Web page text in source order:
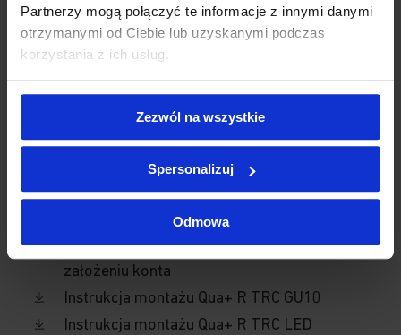
Partnerzy mogą połączyć te informacje z innymi danymi
otrzymanymi od Ciebie lub uzyskanymi podczas
korzystania z ich usług.
Zezwól na wszystkie
Spersonalizuj
Odmowa
≥90° K CRI≥ -
230 V 50 Hz
WAGA
0,30 kg
IP20 Szynoprzewód 3F
wymienne PAR16 GU10 -
Pliki do pobrania
Karta katalogowa
3D Qua+ R TRC dostępne po zalogowaniu /
założeniu konta
Instrukcja montażu Qua+ R TRC GU10
Instrukcja montażu Qua+ R TRC LED